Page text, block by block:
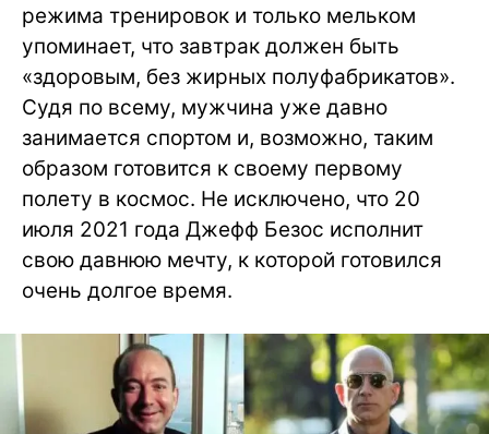
режима тренировок и только мельком
упоминает, что завтрак должен быть
«здоровым, без жирных полуфабрикатов».
Судя по всему, мужчина уже давно
занимается спортом и, возможно, таким
образом готовится к своему первому
полету в космос. Не исключено, что 20
июля 2021 года Джефф Безос исполнит
свою давнюю мечту, к которой готовился
очень долгое время.